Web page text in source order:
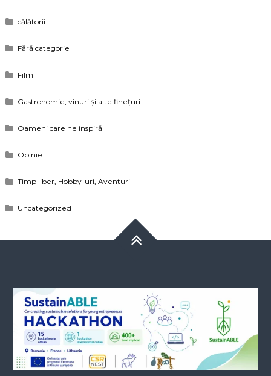
călătorii
Fără categorie
Film
Gastronomie, vinuri și alte finețuri
Oameni care ne inspiră
Opinie
Timp liber, Hobby-uri, Aventuri
Uncategorized